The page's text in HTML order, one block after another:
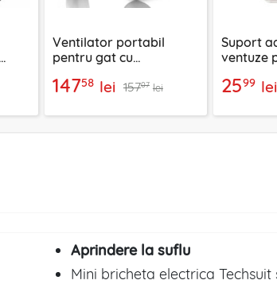
Ventilator portabil
pentru gat cu
Techsuit S8
14758 lei 15707 lei
Suport
ventuze
2599 lei
Aprindere la suflu
Mini bricheta electrica